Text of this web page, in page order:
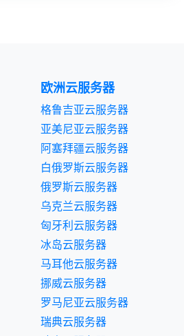
欧洲云服务器
格鲁吉亚云服务器
亚美尼亚云服务器
阿塞拜疆云服务器
白俄罗斯云服务器
俄罗斯云服务器
乌克兰云服务器
匈牙利云服务器
冰岛云服务器
马耳他云服务器
挪威云服务器
罗马尼亚云服务器
瑞典云服务器